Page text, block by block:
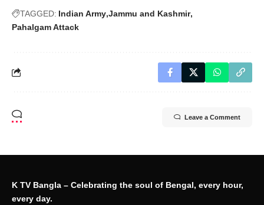
TAGGED: Indian Army Jammu and Kashmir
Pahalgam Attack
Leave a Comment
K TV Bangla – Celebrating the soul of Bengal, every hour,
every day.